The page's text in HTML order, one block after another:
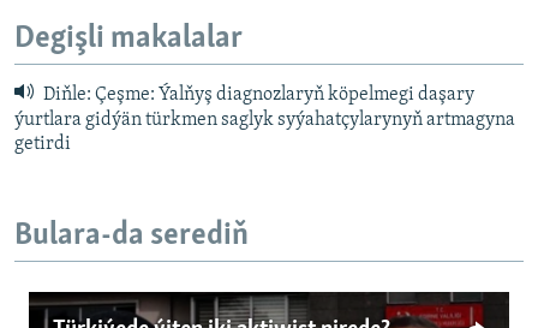
Degişli makalalar
Diňle: Çeşme: Ýalňyş diagnozlaryň köpelmegi daşary
ýurtlara gidýän türkmen saglyk syýahatçylarynyň artmagyna
getirdi
Bulara-da serediň